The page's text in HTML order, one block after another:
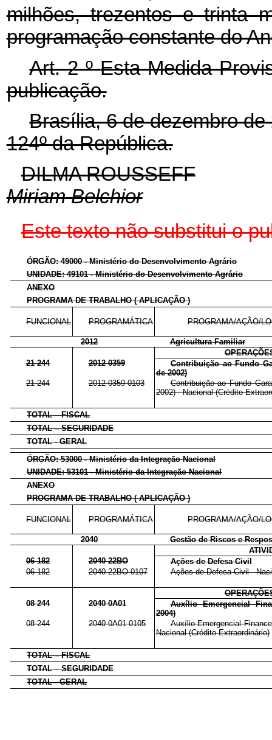
milhões, trezentos e trinta
programação constante do
Art. 2ºEsta Medida
publicação.
Brasília, 6 de dezembro
124º da República.
DILMA ROUSSEFF
Miriam Belchior
Este texto não substitui o
ÓRGÃO: 49000 - Ministério do Desenvolvimento Agrário
UNIDADE: 49101 - Ministério do Desenvolvimento Agrário
ANEXO
PROGRAMA DE TRABALHO ( APLICAÇÃO )
FUNCIONAL PROGRAMÁTICA PROGRAMA/AÇÃO/
2012
Agricultura Familiar
21 244
2012 0359
Contribuição ao Fundo
de 2002)
21 244
2012 0359 0103
Contribuição ao Fundo
2002) - Nacional (Crédito
TOTAL – FISCAL
TOTAL – SEGURIDADE
TOTAL - GERAL
ÓRGÃO: 53000 - Ministério da Integração Nacional
UNIDADE: 53101 - Ministério da Integração Nacional
ANEXO
PROGRAMA DE TRABALHO ( APLICAÇÃO )
FUNCIONAL PROGRAMÁTICA PROGRAMA/AÇÃO/
2040
Gestão de Riscos e
06 182
2040 22BO
Ações de Defesa Civil
06 182
2040 22BO 0107 Ações de Defesa Civil -
08 244
2040 0A01
Auxílio Emergencial
2004)
08 244
2040 0A01 0105
Auxílio Emergencial
Nacional (Crédito Extraordinário)
TOTAL – FISCAL
TOTAL – SEGURIDADE
TOTAL - GERAL